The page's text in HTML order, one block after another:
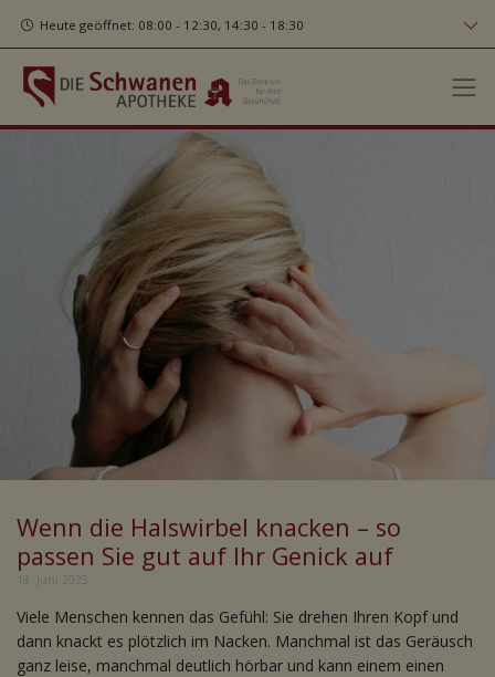
Heute geöffnet: 08:00 - 12:30, 14:30 - 18:30
Wenn die Halswirbel knacken – so
passen Sie gut auf Ihr Genick auf
18. Juni 2025
Viele Menschen kennen das Gefühl: Sie drehen Ihren Kopf und
dann knackt es plötzlich im Nacken. Manchmal ist das Geräusch
ganz leise, manchmal deutlich hörbar und kann einem einen